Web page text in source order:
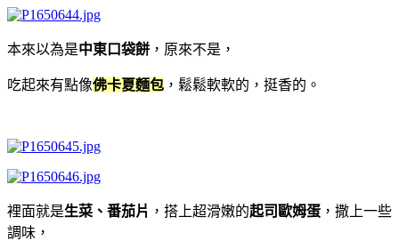
本來以為是中東口袋餅 ，原來不是，
吃起來有點像佛卡夏麵包 ，鬆鬆軟軟的，挺香的。
裡面就是生菜、番茄片 ，搭上超滑嫩的起司歐姆蛋 ，撒上一些
調味，